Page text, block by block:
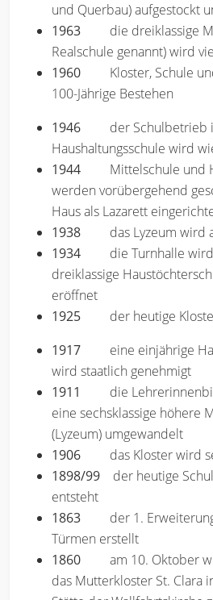
und Querbau) aufgestockt
1963 die dreiklassige
Realschule genannt) wird
1960 Kloster, Schule
100-Jährige Bestehen
1946 der Schulbetrieb
Haushaltungsschule wird
1944 Mittelschule und
werden vorübergehend
Haus als Lazarett
1938 das Lyzeum wird
1934 die Turnhalle
dreiklassige
eröffnet
1925 der heutige
1917 eine einjährige
wird staatlich genehmigt
1911 die
eine sechsklassige höhere
(Lyzeum) umgewandelt
1906 das Kloster wird
1898/99 der heutige
entsteht
1863 der 1.
Türmen erstellt
1860
am 10. Oktober
das Mutterkloster St. Clara